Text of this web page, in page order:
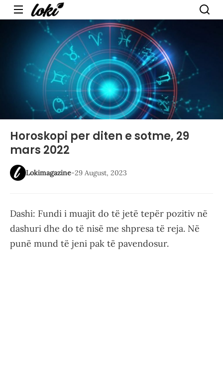
Menu
Horoskopi per diten e sotme, 29
mars 2022
Lokimagazine-29 August, 2023
Dashi: Fundi i muajit do të jetë tepër pozitiv në
dashuri dhe do të nisë me shpresa të reja. Në
punë mund të jeni pak të pavendosur.